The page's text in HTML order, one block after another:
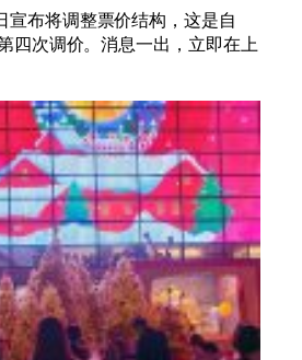
宣布将调整票价结构，这是自
四次调价。消息一出，立即在上